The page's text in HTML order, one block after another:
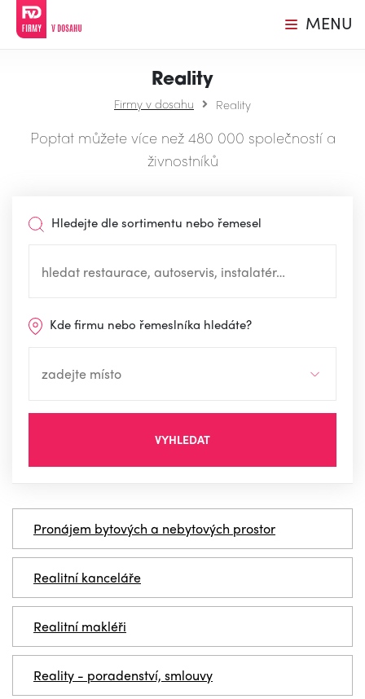
MENU
Reality
Firmy v dosahu Reality
Poptat můžete více než 480 000 společností a
živnostníků
Hledejte dle sortimentu nebo řemesel
Kde firmu nebo řemeslníka hledáte?
VYHLEDAT
Pronájem bytových a nebytových prostor
Realitní kanceláře
Realitní makléři
Reality - poradenství, smlouvy